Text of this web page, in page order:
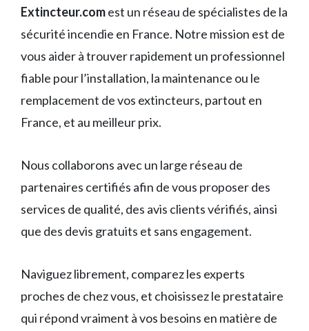
Extincteur.comest un réseau de spécialistes de la
sécurité incendie en France. Notre mission est de
vous aider à trouver rapidement un professionnel
fiable pour l’installation, la maintenance ou le
remplacement de vos extincteurs, partout en
France, et au meilleur prix.
Nous collaborons avec un large réseau de
partenaires certifiés afin de vous proposer des
services de qualité, des avis clients vérifiés, ainsi
que des devis gratuits et sans engagement.
Naviguez librement, comparez les experts
proches de chez vous, et choisissez le prestataire
qui répond vraiment à vos besoins en matière de